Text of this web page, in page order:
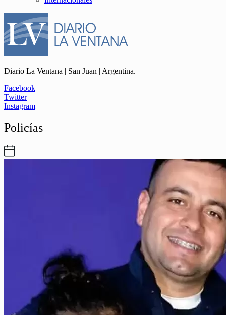
Diario La Ventana | San Juan | Argentina.
Facebook
Twitter
Instagram
Policías